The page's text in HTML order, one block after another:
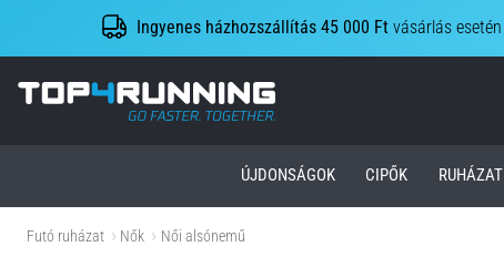
Ingyenes házhozszállítás 45 000 Ft vásárlás esetén
Top4Running.hu
ÚJDONSÁGOK CIPŐK RUHÁZAT
Futó ruházat Nők Női alsónemű